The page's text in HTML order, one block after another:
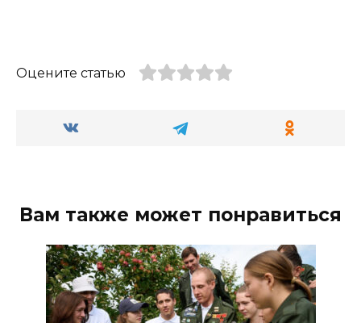
Оцените статью
Вам также может понравиться